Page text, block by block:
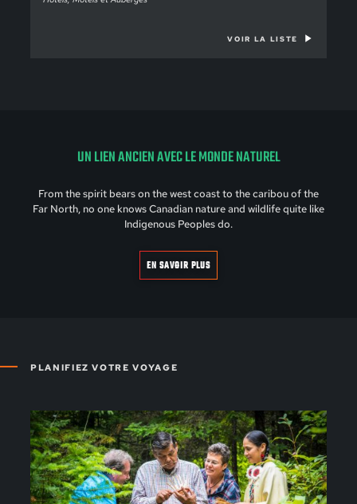
VOIR LA LISTE
UN LIEN ANCIEN AVEC LE MONDE NATUREL
From the spirit bears on the west coast to the caribou of the
Far North, no one knows Canadian nature and wildlife quite like
Indigenous Peoples do.
EN SAVOIR PLUS
PLANIFIEZ VOTRE VOYAGE